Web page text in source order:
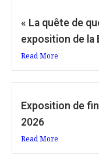
« La quête de
exposition de la
Read More
Exposition de
2026
Read More